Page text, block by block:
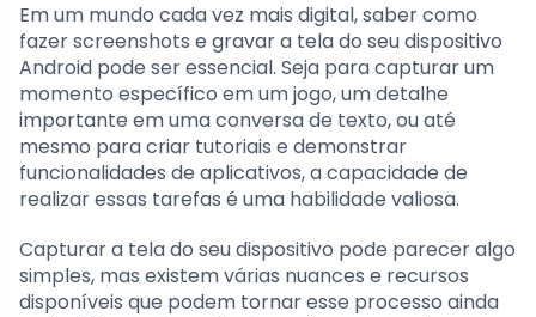
Em um mundo cada vez mais digital, saber como
fazer screenshots e gravar a tela do seu dispositivo
Android pode ser essencial. Seja para capturar um
momento específico em um jogo, um detalhe
importante em uma conversa de texto, ou até
mesmo para criar tutoriais e demonstrar
funcionalidades de aplicativos, a capacidade de
realizar essas tarefas é uma habilidade valiosa.
Capturar a tela do seu dispositivo pode parecer algo
simples, mas existem várias nuances e recursos
disponíveis que podem tornar esse processo ainda